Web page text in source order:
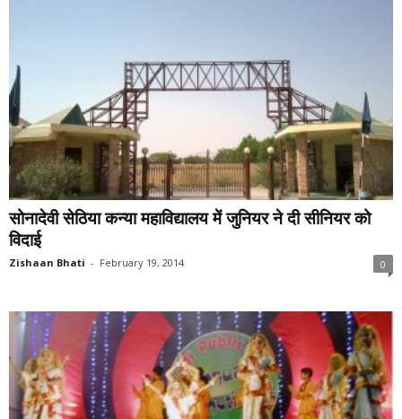
सोनादेवी सेठिया कन्या महाविद्यालय में जुनियर ने दी सीनियर को
विदाई
Zishaan Bhati - February 19, 2014 0